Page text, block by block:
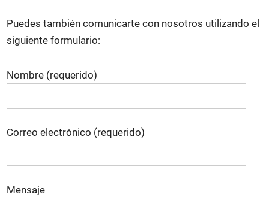
Puedes también comunicarte con nosotros utilizando el
siguiente formulario:
Nombre (requerido)
Correo electrónico (requerido)
Mensaje